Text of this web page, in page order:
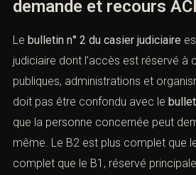
Lebulletin n° 2 du casier judiciaire
casier judiciaire dont l’accès est
autorités publiques, administrations
habilités. Il ne doit pas être
3, qui est celui que la personne
demander pour elle-même. Le B2